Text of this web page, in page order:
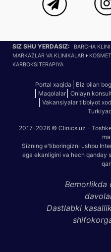
SIZ SHU YERDASIZ: BARCHA
MARKAZLAR VA KLINIKALAR
KARBOKSITERAPIYA
Portal xaqida Biz bilan
Maqolalar
Onlayn
Vakansiyalar tibbiyot
2017-2026 © Clinics.uz -
Sizning e'tiboringizni ushbu
ega ekanligini va hech qanday
Bemorlikda
Dastlabki